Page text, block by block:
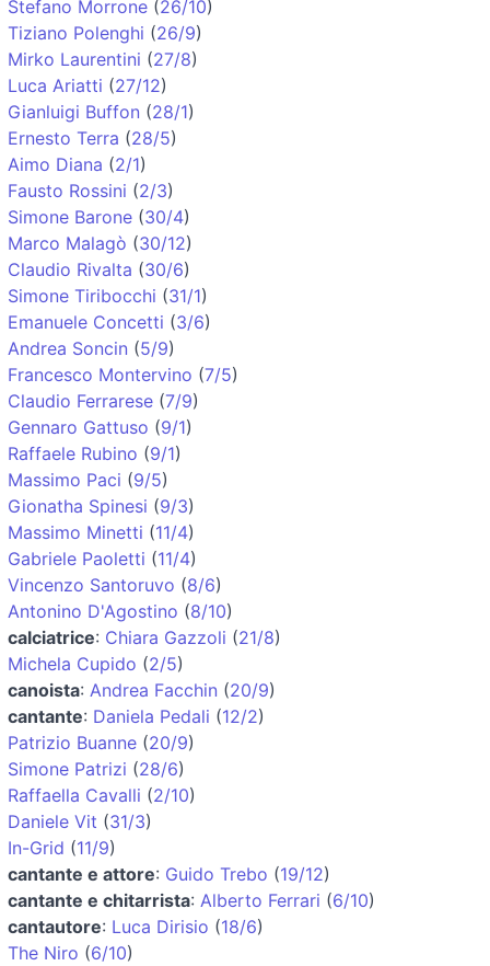
Stefano Morrone (26/10)
Tiziano Polenghi (26/9)
Mirko Laurentini (27/8)
Luca Ariatti (27/12)
Gianluigi Buffon (28/1)
Ernesto Terra (28/5)
Aimo Diana (2/1)
Fausto Rossini (2/3)
Simone Barone (30/4)
Marco Malagò (30/12)
Claudio Rivalta (30/6)
Simone Tiribocchi (31/1)
Emanuele Concetti (3/6)
Andrea Soncin (5/9)
Francesco Montervino (7/5)
Claudio Ferrarese (7/9)
Gennaro Gattuso (9/1)
Raffaele Rubino (9/1)
Massimo Paci (9/5)
Gionatha Spinesi (9/3)
Massimo Minetti (11/4)
Gabriele Paoletti (11/4)
Vincenzo Santoruvo (8/6)
Antonino D'Agostino (8/10)
calciatrice: Chiara Gazzoli (21/8)
Michela Cupido (2/5)
canoista: Andrea Facchin (20/9)
cantante: Daniela Pedali (12/2)
Patrizio Buanne (20/9)
Simone Patrizi (28/6)
Raffaella Cavalli (2/10)
Daniele Vit (31/3)
In-Grid (11/9)
cantante e attore: Guido Trebo (19/12)
cantante e chitarrista: Alberto Ferrari (6/10)
cantautore: Luca Dirisio (18/6)
The Niro (6/10)